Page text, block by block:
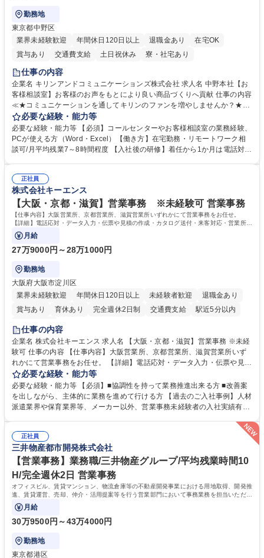
勤務地
東京都中野区
業界未経験歓迎
年間休日120日以上 退職金あり
在宅OK
賞与あり
交通費支給 土日祝休み 寮・社宅あり
仕事の内容
企業名 キリンアンドコミュニケーションズ株式会社 求人名 中野本社【お
客様相談室】お客様のお声をもとにより良い商品づくりへ貢献 仕事の内容
≪★コミュニケーションを通してキリンのファンを増やしませんか？★≫
お客様のお声をより良い商品づくりに活かしていく上で、窓口となるお客
様相談室でのお仕事です。 日々お客様からいただくキリングループへのご
意見を、企業活動に活かしています。お客様からの声に迅速かつ誠意をも
って対応、情報提供するとともにグループ内活動に反映しています。 【具
平均100件前後■メール・手紙：同上40件前後 募集職種 中野本社【お客様
相談室】お客様のお声をもとにより良い商品づくりへ貢献
必要な経験・能力等
必要な経験・能力等 【必須】コールセンターやお客様相談室の業務経験、
PCが使える方（Word・Excel）【働き方】在宅勤務・リモートワーク相
談可/月平均残業7～8時間程度 【入社後の研修】着任から1か月は電話対応
すのでご安心ください。 【当社について】キリングループの広報機能を担
う会社として、お客様との出会いを大切にし、磨き上げたホスピタリティ
を込めてコミュニケーションをとりながら広報関連業務を行っておりま
す。 学歴・資格 学歴：大学院 大学 高専 短大 専修学校 高校 語学力： 資
格：
正社員
株式会社キーエンス
【大阪・京都・滋賀】営業事務 ※未経験可 営業事務
【仕事内容】大阪営業所、京都営業所、滋賀営業所いずれかにて営業事務をお任せ。
【詳細】電話応対・データ入力・伝票や見積の作成・カタログ送付・来客対応・営業所内
で発生する事務業務や業務改善をお任せ。
月給
27万9000円～28万1000円
勤務地
大阪府大阪市淀川区
業界未経験歓迎
年間休日120日以上 未経験者歓迎
退職金あり
賞与あり
育休あり 完全週休2日制 交通費支給
駅近5分以内
土日祝休み
仕事の内容
企業名 株式会社キーエンス 求人名 【大阪・京都・滋賀】営業事務 ※未経
験可 仕事の内容 【仕事内容】大阪営業所、京都営業所、滋賀営業所いず
れかにて営業事務をお任せ。 【詳細】電話応対・データ入力・伝票や見積
の作成・カタログ送付・来客対応・営業所内で発生する事務業務や業務改
善をお任せ。 【教育制度】ご入社後、育成担当とペアになりながらOJTに
て業務を覚えていただくことが可能です。業務システムがきちんと構築さ
れているため、スムーズに仕事に慣れることができる環境です。また、
常に改善を目指す風土のため、安心して業務に取り組んでいただけます。
募集職種 【大阪・京都・滋賀】営業事務 ※未経験可
必要な経験・能力等
必要な経験・能力等 【必須】■協調性を持って業務推進出来る方 ■改善案
を出しながら、主体的に業務を進めて行ける方 【過去のご入社事例】人材
派遣業界や保育業界等、メーカー以外、営業事務未経験者の入社実績有
により、キーエンスの付加価値向上に貢献します。ベースの定型業務に加
えて、お客様や社員の状況に合わせ、能動的なサポート、改善の動きも期
待され。組織を支えるスペシャリストとして、チームに貢献し、結果的に
社員から頼られる存在になることができます。平均19:30の退勤以降の業
務の持ち帰りも禁止されており、メリハリのある働き方となります。 学
歴・資格 学歴：大学院 大学 高専 短大 語学力： 資格：
正社員
三井物産都市開発株式会社
【営業事務】業務職/三井物産グループ/平均残業時間10
H/完全週休2日 営業事務
オフィスビル、賃貸マンション、物流倉庫等の不動産開発事業における用地取得、開発推
進、賃貸運営、売却、仲介・活用提案等を行う営業部門において事務業務を担当いただき
ます。
月給
30万9500円～43万4000円
勤務地
東京都港区